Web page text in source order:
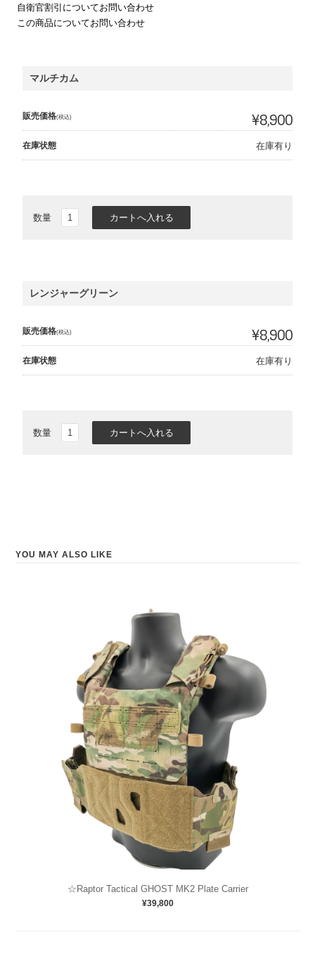
自衛官割引についてお問い合わせ
この商品についてお問い合わせ
マルチカム
販売価格(税込) ¥8,900
在庫状態 在庫有り
数量
レンジャーグリーン
販売価格(税込) ¥8,900
在庫状態 在庫有り
数量
YOU MAY ALSO LIKE
☆Raptor Tactical GHOST MK2 Plate Carrier
¥39,800